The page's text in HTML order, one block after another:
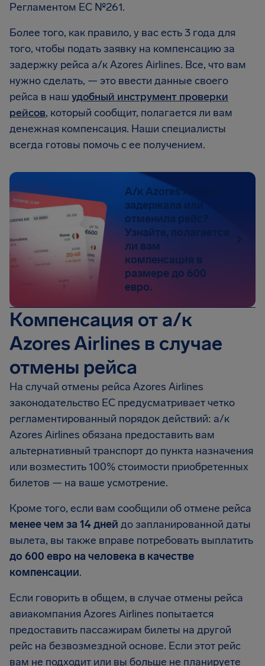
Регламентом ЕС №261.
Более того, как правило, у вас есть 3 года для
того, чтобы подать заявку на компенсацию за
задержку рейса а/к Azores Airlines. Все, что вам
нужно сделать, — это ввести данные своего
рейса в наш удобный инструмент проверки
рейсов, который сообщит, полагается ли вам
денежная компенсация. Наши специалисты
всегда готовы помочь с ее получением.
А/к Azores Airlines
задержала или
отменила рейс?
Узнайте, полагается
ли вам
компенсация в
размере до 600
евро.
Компенсация от а/к
Azores Airlines в случае
отмены рейса
На случай отмены рейса Azores Airlines
законодательство ЕС предусматривает четко
регламентированный порядок действий: а/к
Azores Airlines обязана предоставить вам
альтернативный транспорт до пункта назначения
или возместить 100% стоимости приобретенных
билетов — на ваше усмотрение.
Кроме того, если вам сообщили об отмене рейса
менее чем за 14 дней до запланированной даты
вылета, вы также вправе потребовать выплатить
до 600 евро на человека в качестве
компенсации.
Если говорить в общем, в случае отмены рейса
авиакомпания Azores Airlines попытается
предоставить пассажирам билеты на другой
рейс на безвозмездной основе. Если этот рейс
вам не подходит или вы больше не планируете